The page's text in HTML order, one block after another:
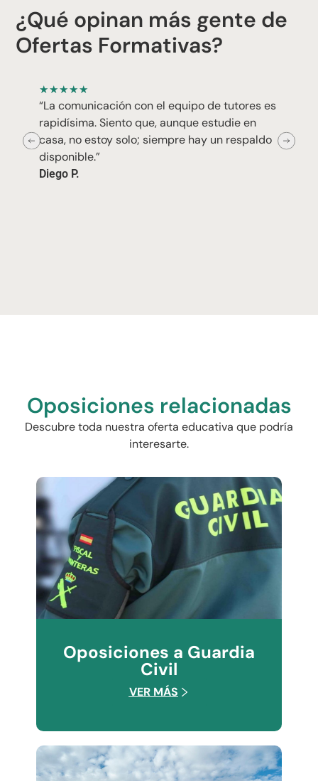
¿Qué opinan más gente de
Ofertas Formativas?
★★★★★
“La comunicación con el equipo de tutores es
rapidísima. Siento que, aunque estudie en
casa, no estoy solo; siempre hay un respaldo
disponible.”
Diego P.
Oposiciones relacionadas
Descubre toda nuestra oferta educativa que podría
interesarte.
Oposiciones a Guardia
Civil
VER MÁS